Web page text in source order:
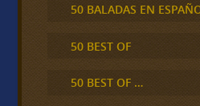
50 BALADAS EN
50 BEST OF
50 BEST OF …